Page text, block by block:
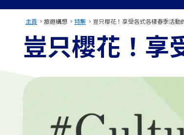
主頁 旅遊構想 特集 豈只櫻花！享受各式各樣春季活動
豈只櫻花！享